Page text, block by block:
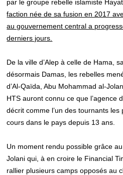
par le groupe rebelle islamiste
faction née de sa fusion en 2017
au gouvernement central a
derniers jours.
De la ville d’Alep à celle de Hama,
désormais Damas, les rebelles
d’Al-Qaïda, Abu Mohammad al-
HTS auront connu ce que l’agence
décrit comme l’un des tournants
cours dans le pays depuis 13 ans.
Un moment rendu possible grâce
Jolani qui, à en croire le Financial
rallier plusieurs camps opposés au